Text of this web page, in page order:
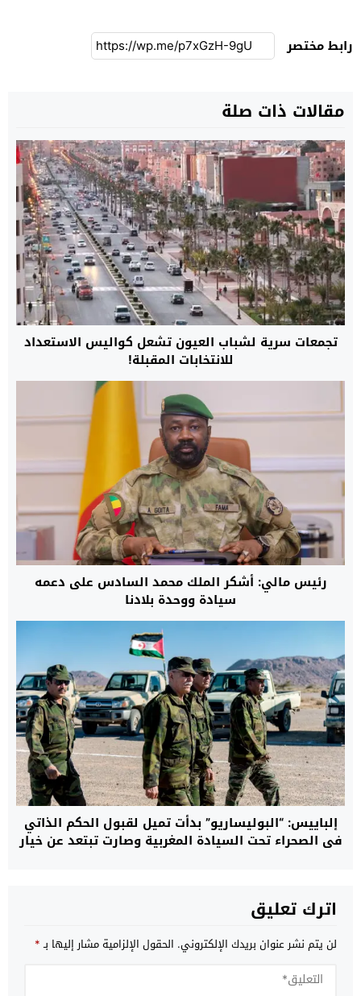
رابط مختصر
مقالات ذات صلة
تجمعات سرية لشباب العيون تشعل كواليس الاستعداد
للانتخابات المقبلة!
رئيس مالي: أشكر الملك محمد السادس على دعمه
سيادة ووحدة بلادنا
إلباييس: “البوليساريو” بدأت تميل لقبول الحكم الذاتي
في الصحراء تحت السيادة المغربية وصارت تبتعد عن خيار
اترك تعليق
لن يتم نشر عنوان بريدك الإلكتروني. الحقول الإلزامية مشار إليها بـ*